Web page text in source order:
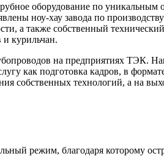
оборудование по уникальным
ноу-хау завода по
а также собственный
курильчан.
на предприятиях ТЭК.
как подготовка кадров, в
собственных технологий, а на
режим, благодаря которому